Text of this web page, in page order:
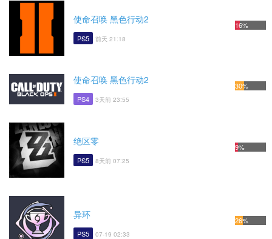
使命召唤 黑色行动2
PS5 前天 21:18
16%
使命召唤 黑色行动2
PS4 3天前 23:55
30%
绝区零
PS5 8天前 07:25
9%
异环
PS5 07-19 02:33
26%